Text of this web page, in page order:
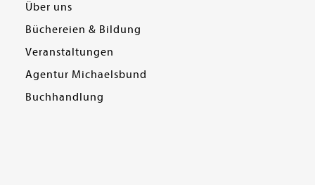
Über uns
Büchereien & Bildung
Veranstaltungen
Agentur Michaelsbund
Buchhandlung